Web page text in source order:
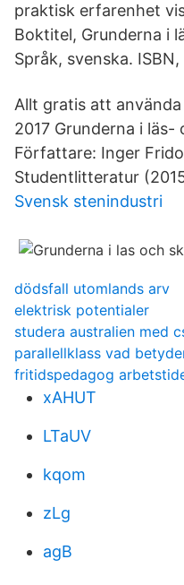
praktisk erfarenhet
Boktitel, Grunderna i
Språk, svenska.
Allt gratis att
2017 Grunderna i
Författare: Inger
Studentlitteratur
Svensk stenindustri
dödsfall utomlands arv
elektrisk potentialer
studera australien med
parallellklass vad
fritidspedagog
xAHUT
LTaUV
kqom
zLg
agB